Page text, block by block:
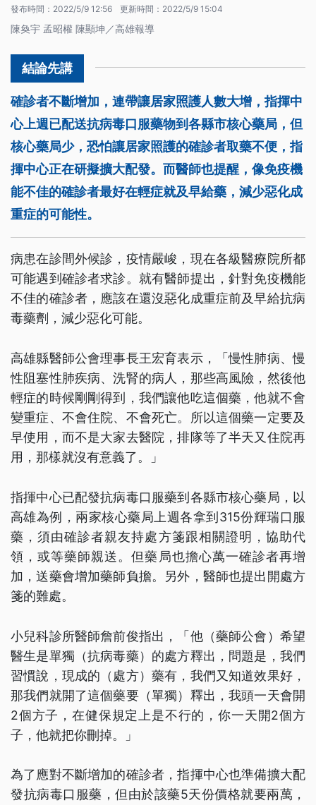
發布時間： 2022/5/9 12:56 更新時間： 2022/5/9 15:04
陳奐宇 孟昭權 陳顯坤／高雄報導
確診者不斷增加，連帶讓居家照護人數大增，指揮中
心上週已配送抗病毒口服藥物到各縣市核心藥局，但
核心藥局少，恐怕讓居家照護的確診者取藥不便，指
揮中心正在研擬擴大配發。而醫師也提醒，像免疫機
能不佳的確診者最好在輕症就及早給藥，減少惡化成
重症的可能性。
病患在診間外候診，疫情嚴峻，現在各級醫療院所都
可能遇到確診者求診。就有醫師提出，針對免疫機能
不佳的確診者，應該在還沒惡化成重症前及早給抗病
毒藥劑，減少惡化可能。
高雄縣醫師公會理事長王宏育表示，「慢性肺病、慢
性阻塞性肺疾病、洗腎的病人，那些高風險，然後他
輕症的時候剛剛得到，我們讓他吃這個藥，他就不會
變重症、不會住院、不會死亡。所以這個藥一定要及
早使用，而不是大家去醫院，排隊等了半天又住院再
用，那樣就沒有意義了。」
指揮中心已配發抗病毒口服藥到各縣市核心藥局，以
高雄為例，兩家核心藥局上週各拿到315份輝瑞口服
藥，須由確診者親友持處方箋跟相關證明，協助代
領，或等藥師親送。但藥局也擔心萬一確診者再增
加，送藥會增加藥師負擔。另外，醫師也提出開處方
箋的難處。
小兒科診所醫師詹前俊指出，「他（藥師公會）希望
醫生是單獨（抗病毒藥）的處方釋出，問題是，我們
習慣說，現成的（處方）藥有，我們又知道效果好，
那我們就開了這個藥要（單獨）釋出，我頭一天會開
2個方子，在健保規定上是不行的，你一天開2個方
子，他就把你刪掉。」
為了應對不斷增加的確診者，指揮中心也準備擴大配
發抗病毒口服藥，但由於該藥5天份價格就要兩萬，